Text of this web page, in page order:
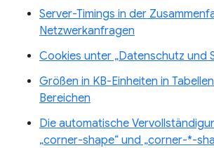
Server-Timings in der
Netzwerkanfragen
Cookies unter „Datenschutz und
Größen in KB-Einheiten in
Bereichen
Die automatische
„corner-shape“ und „corner-*-